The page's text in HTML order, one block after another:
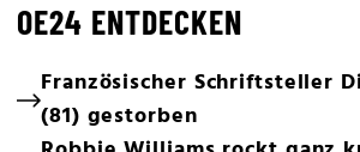
OE24 ENTDECKEN
Französischer Schriftsteller
(81) gestorben